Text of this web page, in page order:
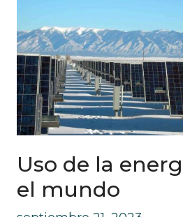
Uso de la
el mundo